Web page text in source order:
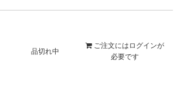
品切れ中
ご注文には ログインが
必要です